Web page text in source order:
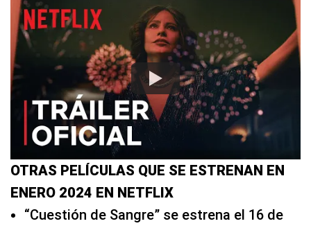
OTRAS PELÍCULAS QUE SE ESTRENAN EN
ENERO 2024 EN NETFLIX
“Cuestión de Sangre” se estrena el 16 de